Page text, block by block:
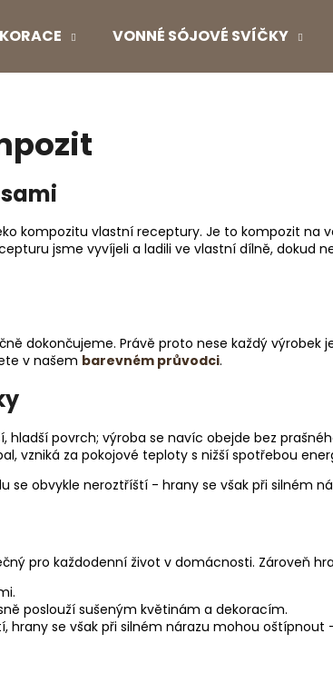
VONNÉ SÓJOVÉ SVÍČKY
kompozitu vlastní receptury. Je to kompozit na
jsme vyvíjeli a ladili ve vlastní dílně,
dokončujeme. Právě proto nese každý
v našem barevném průvodci.
hladší povrch; výroba se navíc obejde bez
vzniká za pokojové teploty s nižší spotřebou
se obvykle neroztříští - hrany se však při silném
pro každodenní život v domácnosti. Zároveň
poslouží sušeným květinám a dekoracím.
hrany se však při silném nárazu mohou
Doporučujeme
SERENE – DEKORATIVNÍ ELEGANCE PRO
VÁŠ DOMOV
1 359 Kč